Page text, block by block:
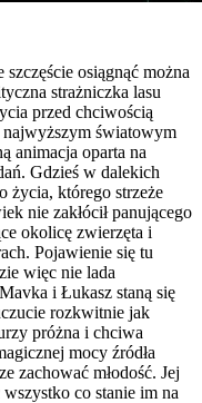
osiągnąć można
strażniczka lasu
przed chciwością
najwyższym światowym
animacja oparta na
Gdzieś w dalekich
życia, którego strzeże
nie zakłócił panującego
okolicę zwierzęta i
Pojawienie się tu
więc nie lada
i Łukasz staną się
rozkwitnie jak
próżna i chciwa
mocy źródła
zachować młodość. Jej
co stanie im na